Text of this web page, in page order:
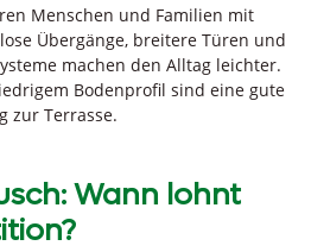
Menschen und Familien mit
Übergänge, breitere Türen und
machen den Alltag leichter.
Bodenprofil sind eine gute
zur Terrasse.
Wann lohnt